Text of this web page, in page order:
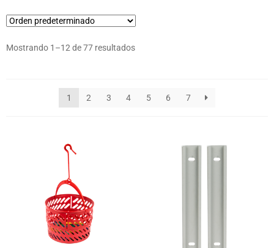
Mostrando 1–12 de 77 resultados
1 2 3 4 5 6 7